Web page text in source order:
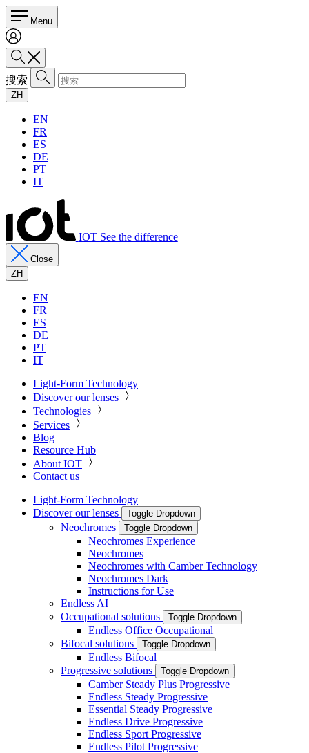
Menu
搜索
ZH
EN
FR
ES
DE
PT
IT
IOT See the difference
Close
ZH
EN
FR
ES
DE
PT
IT
Light-Form Technology
Discover our lenses
Technologies
Services
Blog
Resource Hub
About IOT
Contact us
Light-Form Technology
Discover our lenses
Toggle Dropdown
Neochromes Toggle Dropdown
Neochromes Experience
Neochromes
Neochromes with Camber Technology
Neochromes Dark
Instructions for Use
Endless AI
Occupational solutions
Toggle Dropdown
Endless Office Occupational
Bifocal solutions
Toggle Dropdown
Endless Bifocal
Progressive solutions
Toggle Dropdown
Camber Steady Plus Progressive
Endless Steady Progressive
Essential Steady Progressive
Endless Drive Progressive
Endless Sport Progressive
Endless Pilot Progressive